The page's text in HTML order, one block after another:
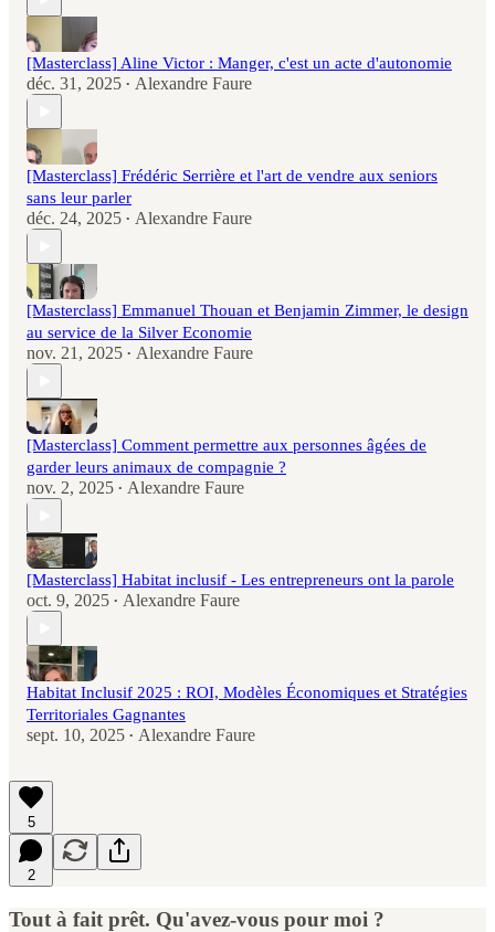
[Masterclass] Aline Victor : Manger, c'est un acte d'autonomie
déc. 31, 2025 • Alexandre Faure
[Masterclass] Frédéric Serrière et l'art de vendre aux seniors
sans leur parler
déc. 24, 2025 • Alexandre Faure
[Masterclass] Emmanuel Thouan et Benjamin Zimmer, le design
au service de la Silver Economie
nov. 21, 2025 • Alexandre Faure
[Masterclass] Comment permettre aux personnes âgées de
garder leurs animaux de compagnie ?
nov. 2, 2025 • Alexandre Faure
[Masterclass] Habitat inclusif - Les entrepreneurs ont la parole
oct. 9, 2025 • Alexandre Faure
Habitat Inclusif 2025 : ROI, Modèles Économiques et Stratégies
Territoriales Gagnantes
sept. 10, 2025 • Alexandre Faure
5
2
Tout à fait prêt. Qu'avez-vous pour moi ?